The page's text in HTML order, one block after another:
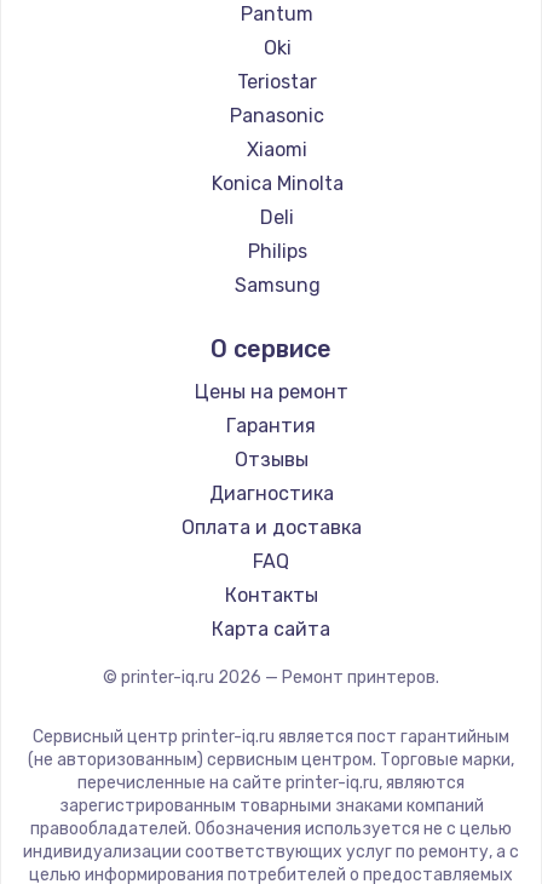
Pantum
Oki
Teriostar
Panasonic
Xiaomi
Konica Minolta
Deli
Philips
Samsung
Lexmark
Sharp
TSC
Fujitsu
Godex
О сервисе
Цены на ремонт
Гарантия
Отзывы
Диагностика
Оплата и доставка
FAQ
Контакты
Карта сайта
© printer-iq.ru 2026 — Ремонт принтеров.
Сервисный центр printer-iq.ru является пост гарантийным
(не авторизованным) сервисным центром. Торговые марки,
перечисленные на сайте printer-iq.ru, являются
зарегистрированным товарными знаками компаний
правообладателей. Обозначения используется не с целью
индивидуализации соответствующих услуг по ремонту, а с
целью информирования потребителей о предоставляемых